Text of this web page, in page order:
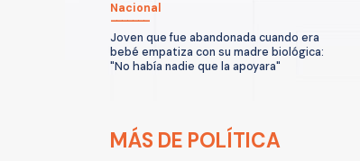
Nacional
Joven que fue abandonada cuando era
bebé empatiza con su madre biológica:
"No había nadie que la apoyara"
MÁS DE POLÍTICA